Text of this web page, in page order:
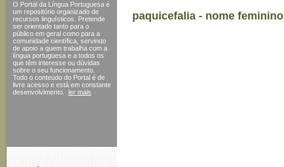
O Portal da Língua Portuguesa é
um repositório organizado de
recursos linguísticos. Pretende
ser orientado tanto para o
público em geral como para a
comunidade científica, servindo
de apoio a quem trabalha com a
língua portuguesa e a todos os
que têm interesse ou dúvidas
sobre o seu funcionamento.
Todo o conteúdo do Portal é de
livre acesso e está em constante
desenvolvimento.
ler mais
paquicefalia - nome feminino